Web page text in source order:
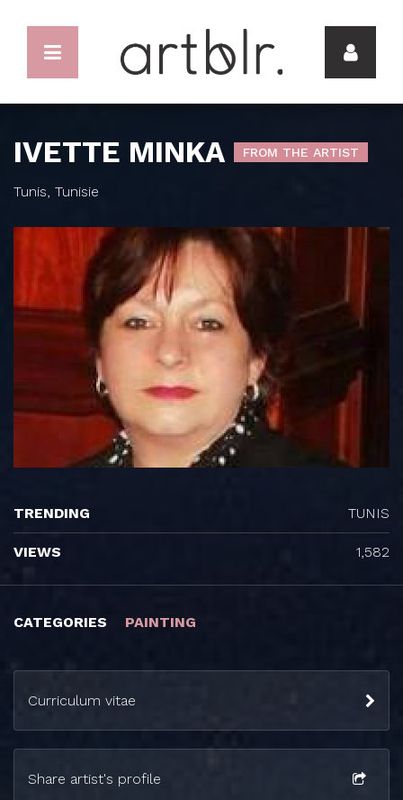
IVETTE MINKA FROM THE ARTIST
Tunis, Tunisie
CATEGORIES PAINTING
Curriculum vitae
Share artist's profile
TRENDING TUNIS
VIEWS 1,582